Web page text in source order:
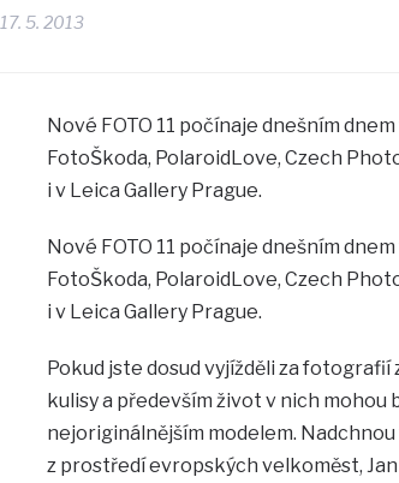
17. 5. 2013
Nové FOTO 11 počínaje dnešním
FotoŠkoda, PolaroidLove, Czech
i v Leica Gallery Prague.
Nové FOTO 11 počínaje dnešním
FotoŠkoda, PolaroidLove, Czech
i v Leica Gallery Prague.
Pokud jste dosud vyjížděli za
kulisy a především život v nich
nejoriginálnějším modelem.
z prostředí evropských velkoměst,